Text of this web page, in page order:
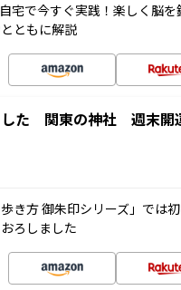
宅で今すぐ実践！楽しく脳
ともに解説
した 関東の神社 週末開
き方 御朱印シリーズ」では
ろしました